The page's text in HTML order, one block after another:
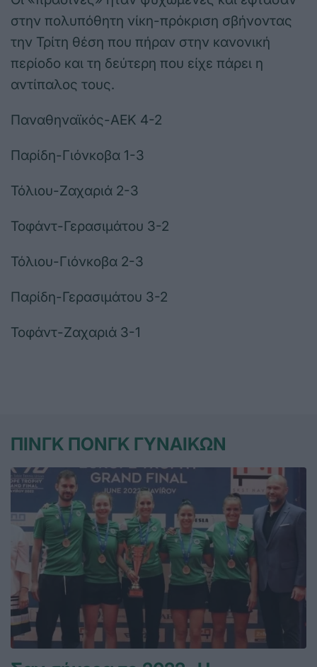
στην πολυπόθητη νίκη-πρόκριση σβήνοντας
την Τρίτη θέση που πήραν στην κανονική
περίοδο και τη δεύτερη που είχε πάρει η
αντίπαλος τους.
Παναθηναϊκός-ΑΕΚ 4-2
Παρίδη-Γιόνκοβα 1-3
Τόλιου-Ζαχαριά 2-3
Τοφάντ-Γερασιμάτου 3-2
Τόλιου-Γιόνκοβα 2-3
Παρίδη-Γερασιμάτου 3-2
Τοφάντ-Ζαχαριά 3-1
ΠΙΝΓΚ ΠΟΝΓΚ ΓΥΝΑΙΚΩΝ